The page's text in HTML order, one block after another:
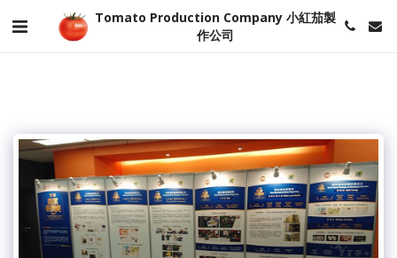
Tomato Production Company 小紅茄製
作公司